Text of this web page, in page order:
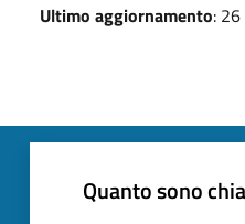
Ultimo aggiornamento:
Quanto sono